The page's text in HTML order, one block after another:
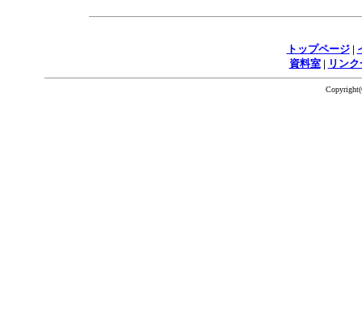
トップページ|
資料室| リン